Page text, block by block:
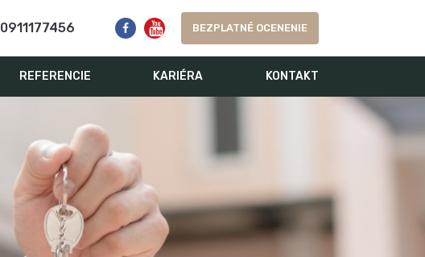
BEZPLATNÉ OCENENIE
0911177456
REFERENCIE KARIÉRA KONTAKT